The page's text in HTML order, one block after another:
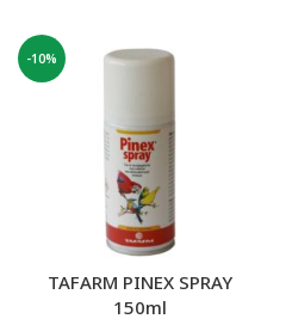
-10%
TAFARM PINEX SPRAY
150ml